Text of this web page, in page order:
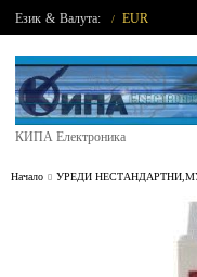
Език & Валута: / EUR
КИПА Електроника
Начало УРЕДИ